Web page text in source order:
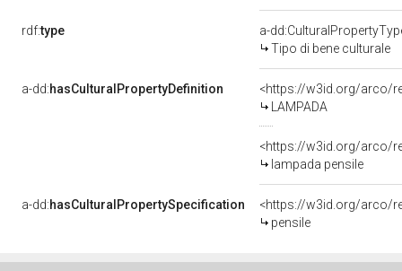
rdf:type
a-
Tipo di bene culturale
a-dd:hasCulturalPropertyDefinition
<https://w3id.org/arco/
LAMPADA
<https://w3id.org/arco/
lampada pensile
a-dd:hasCulturalPropertySpecification
<https://w3id.org/arco/
pensile